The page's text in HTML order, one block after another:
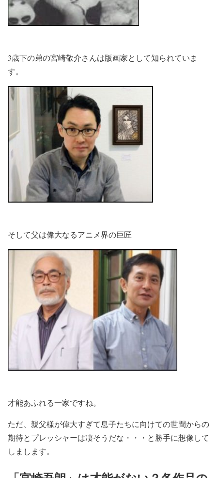
3歳下の弟の宮崎敬介さんは版画家として知られていま
す。
そして父は偉大なるアニメ界の巨匠
才能あふれる一家ですね。
ただ、親父様が偉大すぎて息子たちに向けての世間からの
期待とプレッシャーは凄そうだな・・・と勝手に想像して
しまします。